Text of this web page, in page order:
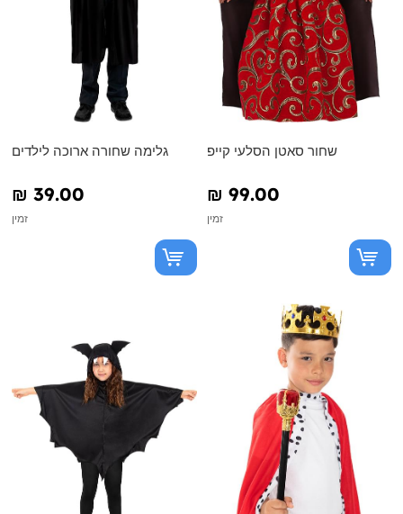
גלימה שחורה ארוכה לילדים
₪‎ 39.00
זמין
שחור סאטן הסלעי קייפ
₪‎ 99.00
זמין